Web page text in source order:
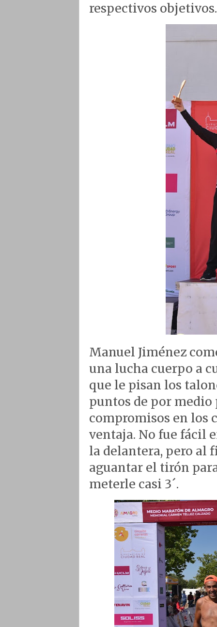
respectivos objetivos.
Manuel Jiménez
una lucha cuerpo a
que le pisan los
puntos de por medio
compromisos en los
ventaja. No fue fácil
la delantera, pero al
aguantar el tirón
meterle casi 3´.